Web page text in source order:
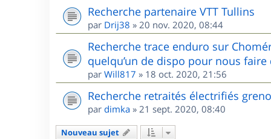
Recherche partenaire VTT Tullins
par Drij38 » 20 nov. 2020, 08:44
Recherche trace enduro sur
quelqu’un de dispo pour nous
par Will817 » 18 oct. 2020, 21:56
Recherche retraités électrifiés
par dimka » 21 sept. 2020, 08:40
Nouveau sujet